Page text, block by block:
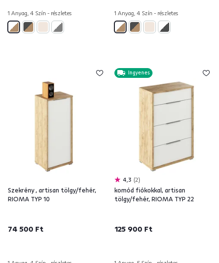
1 Anyag, 4 Szín - részletes 1 Anyag, 4 Szín - részletes
Szekrény , artisan tölgy/fehér,
RIOMA TYP 10
74 500 Ft
Ingyenes
4,3 2
komód fiókokkal, artisan
tölgy/fehér, RIOMA TYP 22
125 900 Ft